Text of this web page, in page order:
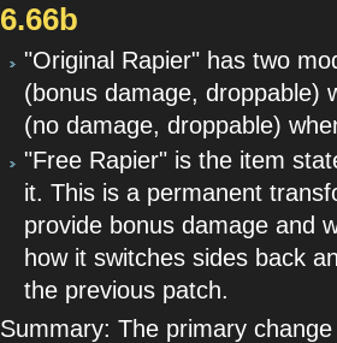
6.66b
"Original Rapier" has two
(bonus damage, droppable)
(no damage, droppable)
"Free Rapier" is the item
it. This is a permanent
provide bonus damage and
how it switches sides back
the previous patch.
Summary: The primary